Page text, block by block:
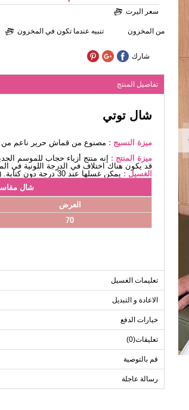
سعر اليرت
من المخزون تنبيه عندما تكون في المخزون
شارك
تفاصيل المنتج
شال توتي
ميزة النسيج : مصنوع من قماش حرير ناعم من
ميزة المنتج : إنه منتج أزياء حجاب للموسم
قد يكون هناك اختلاف في الدرجة اللونية في
الغسيل : يمكن غسلها عند 30 درجة دون كتابة. (غسيل دقيق)
شال
العرض
70
تعليمات الغسيل
الاعادة و التبديل
خيارات الدفع
تعليقات(0)
قم بالتوصية
رسالة عاجلة